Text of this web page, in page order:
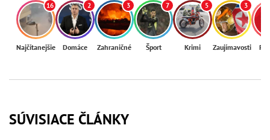
16
Najčítanejšie
2
Domáce
3
Zahraničné
7
Šport
5
Krimi
3
Zaujímavosti
SÚVISIACE ČLÁNKY